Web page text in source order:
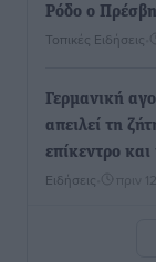
Ρόδο ο
Τοπικές Ειδήσεις
Γερμανική
απειλεί τη
επίκεντρο
Ειδήσεις πριν
Νέο